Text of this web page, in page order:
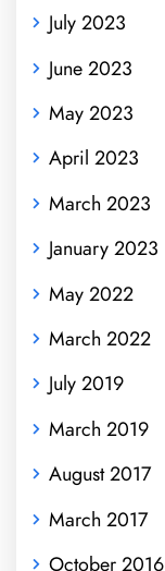
July 2023
June 2023
May 2023
April 2023
March 2023
January 2023
May 2022
March 2022
July 2019
March 2019
August 2017
March 2017
October 2016